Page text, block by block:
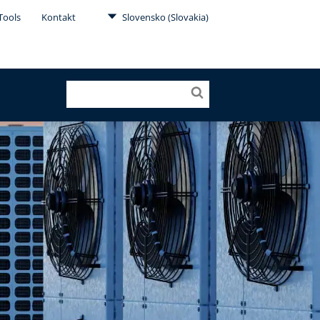
Kontakt Slovensko (Slovakia)